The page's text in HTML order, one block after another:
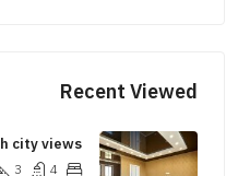
Recent Viewed
city views